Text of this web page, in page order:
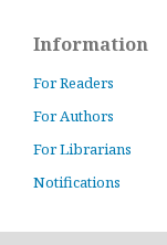
Information
For Readers
For Authors
For Librarians
Notifications